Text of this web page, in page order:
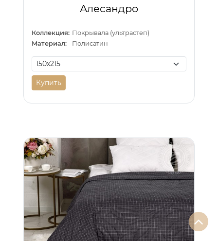
Алесандро
Коллекция: Покрывала (ультрастеп)
Материал:
Полисатин
Купить